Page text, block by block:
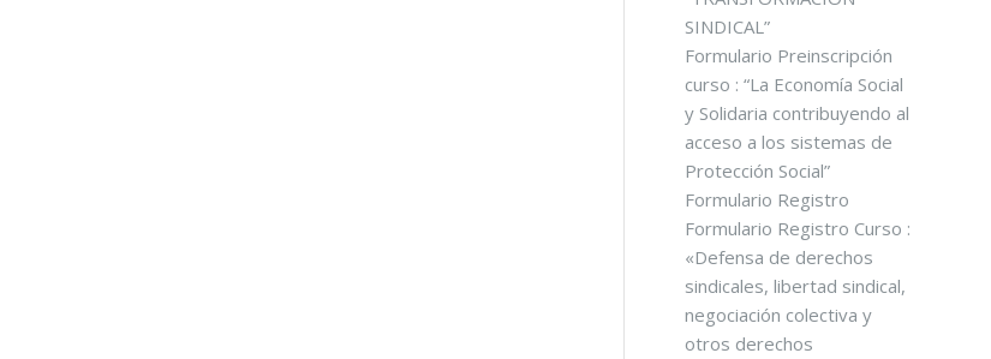
SINDICAL”
Formulario Preinscripción
curso : “La Economía Social
y Solidaria contribuyendo al
acceso a los sistemas de
Protección Social”
Formulario Registro
Formulario Registro Curso :
«Defensa de derechos
sindicales, libertad sindical,
negociación colectiva y
otros derechos